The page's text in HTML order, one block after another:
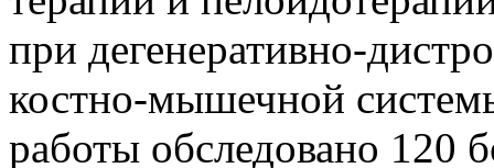
при дегенеративно-
костно-мышечной
работы обследовано 120